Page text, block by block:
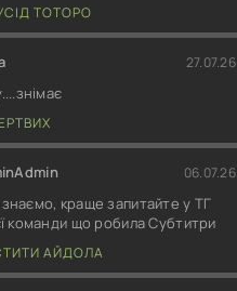
ТОТОРО
27.07.26
06.07.26
краще запитайте у ТГ
команди що робила Субтитри
АЙДОЛА